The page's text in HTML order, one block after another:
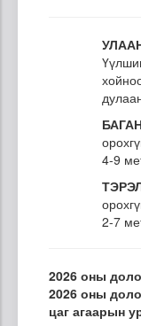
4-9
2-7
2026 оны
2026 оны
цаг агаарын